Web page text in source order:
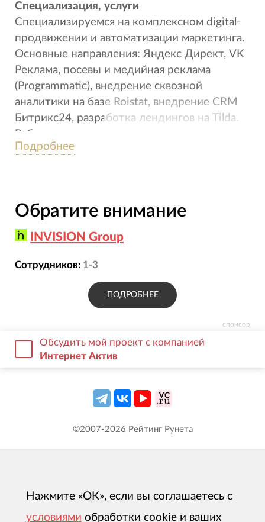
Специализация, услуги
Специализируемся на комплексном digital-
продвижении и автоматизации маркетинга.
Основные направления: Яндекс Директ, VK
Реклама, посевы и медийная реклама
(Programmatic), внедрение сквозной
аналитики на базе Roistat, внедрение CRM
Битрикс24, разработка лендингов на Tilda.
Работаем с застройщиками, отелями,
санаториями, медицинскими организациями
Особенности работы с заказчиками
Не запускаем рекламу без подготовки:
сначала анализируем посадочные страницы,
лидов. При необходимости дорабатываем
лендинги, внедряем CRM и сквозную
аналитику. Кампании запускаем поэтапно -
согласовываем структуру, креативы и
гипотезы. После запуска регулярно
неэффективные связки, тестируем новые
офферы и корректируем путь клиента до
Подробнее
спонсор
Обратите внимание
INVISION Group
Сотрудников: 1-3
ПОДРОБНЕЕ
Обсудить мой проект с компанией
Интернет Актив
©2007-2026 Рейтинг Рунета
Нажмите «ОК», если вы соглашаетесь с
условиями обработки cookie и ваших